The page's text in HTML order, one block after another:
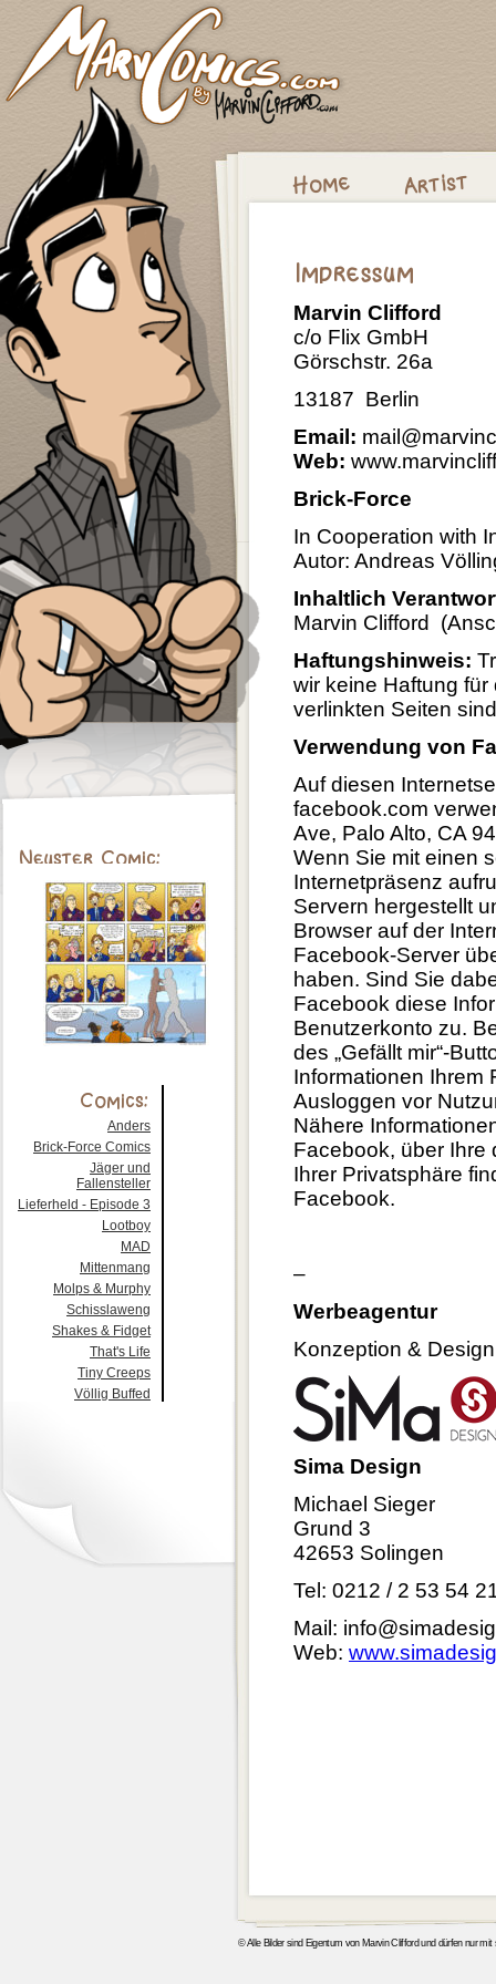
Anders
Brick-Force Comics
Jäger und
Fallensteller
Lieferheld - Episode 3
Lootboy
MAD
Mittenmang
Molps & Murphy
Schisslaweng
Shakes & Fidget
That's Life
Tiny Creeps
Völlig Buffed
Marvin Clifford
c/o Flix GmbH
Görschstr. 26a
13187 Berlin
Email:
Web:
Brick-Force
In Cooperation with
Autor: Andreas
Inhaltlich
Marvin Clifford
Haftungshinweis:
wir keine Haftung
verlinkten Seiten
Verwendung von
Auf diesen
facebook.com
Ave, Palo Alto, CA
Wenn Sie mit einen
Internetpräsenz
Servern hergestellt
Browser auf der
Facebook-Server
haben. Sind Sie
Facebook diese
Benutzerkonto zu.
des „Gefällt mir“-
Informationen Ihrem
Ausloggen vor
Nähere
Facebook, über Ihre
Ihrer Privatsphäre
Facebook.
–
Werbeagentur
Konzeption & Design
Sima Design
Michael Sieger
Grund 3
42653 Solingen
Tel: 0212 / 2 53 54
Mail:
Web:
© Alle Bilder sind Eigentum von Marvin Clifford und dürfen nur